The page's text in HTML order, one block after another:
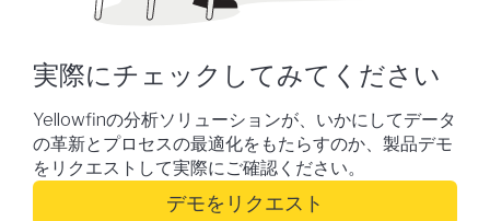
実際にチェックしてみてください
Yellowfinの分析ソリューションが、いかにしてデータ
の革新とプロセスの最適化をもたらすのか、製品デモ
をリクエストして実際にご確認ください。
デモをリクエスト